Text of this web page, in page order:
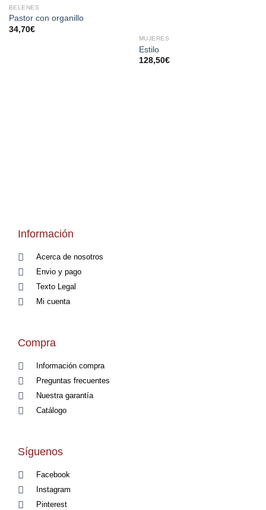
BELENES
Pastor con organillo
34,70€
MUJERES
Estilo
128,50€
Información
Acerca de nosotros
Envio y pago
Texto Legal
Mi cuenta
Compra
Información compra
Preguntas frecuentes
Nuestra garantía
Catálogo
Síguenos
Facebook
Instagram
Pinterest